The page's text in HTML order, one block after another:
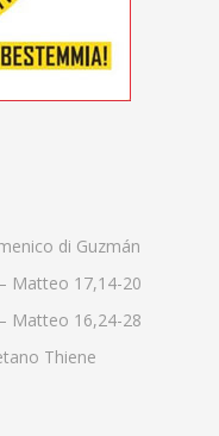
di Guzmán
Matteo 17,14-20
Matteo 16,24-28
Thiene